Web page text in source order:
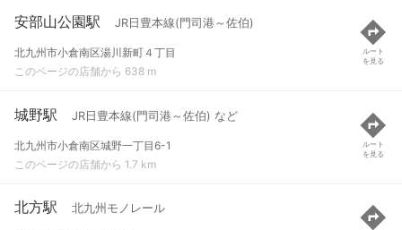
安部山公園駅 JR日豊本線(門司港～佐伯)
北九州市小倉南区湯川新町４丁目
このページの店舗から 638 m
ルート
を見る
城野駅 JR日豊本線(門司港～佐伯) など
北九州市小倉南区城野一丁目6-1
このページの店舗から 1.7 km
ルート
を見る
北方駅 北九州モノレール